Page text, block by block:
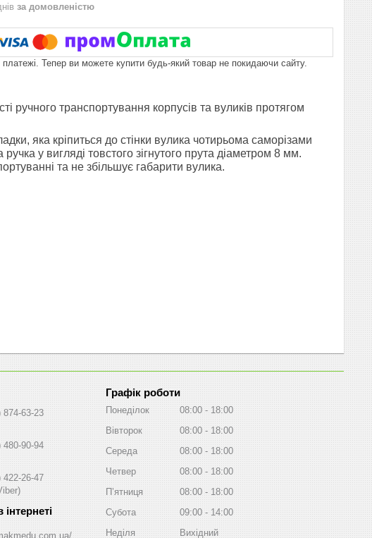
за домовленістю
платежі. Тепер ви можете купити будь-який товар не покидаючи сайту.
ручного транспортування корпусів та вуликів протягом
яка кріпиться до стінки вулика чотирьома саморізами
у вигляді товстого зігнутого прута діаметром 8 мм.
та не збільшує габарити вулика.
874-63-23
480-90-94
422-26-47
Графік роботи
Понеділок 08:00
18:00
Вівторок
08:00
18:00
Середа
08:00
18:00
Четвер
08:00
18:00
Пʼятниця
08:00
18:00
Субота
09:00
14:00
Неділя
Вихідний